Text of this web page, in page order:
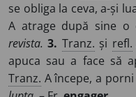
se obliga la ceva, a-și
A atrage după sine o
revista. 3. Tranz. și refl.
apuca sau a face să
Tranz. A începe, a